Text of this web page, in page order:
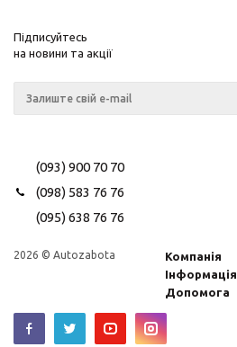
Разрешите сайту autozabota.com.ua
Підписуйтесь
на новини та акції
(093) 900 70 70
(098) 583 76 76
(095) 638 76 76
2026 © Autozabota
Компанія
Інформація
Допомога